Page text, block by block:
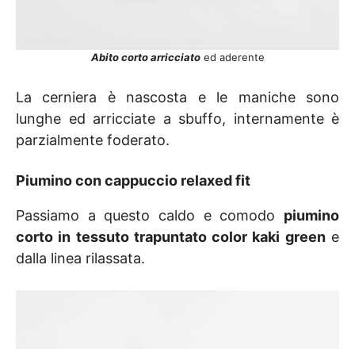
Abito corto arricciatoed aderente
La cerniera è nascosta e le maniche sono
lunghe ed arricciate a sbuffo, internamente è
parzialmente foderato.
Piumino con cappuccio relaxed fit
Passiamo a questo caldo e comodo piumino
corto in tessuto trapuntato color kaki greene
dalla linea rilassata.